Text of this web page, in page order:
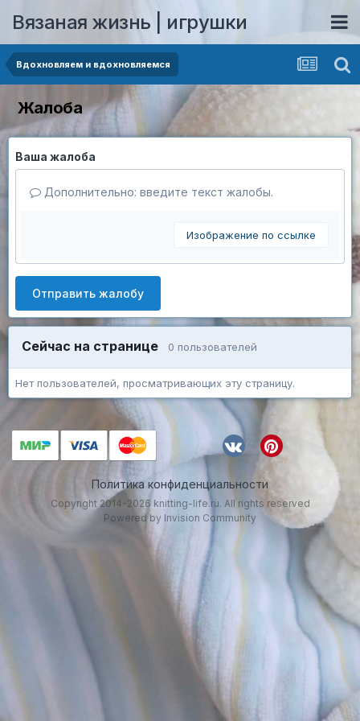
Вязаная жизнь | игрушки
Вдохновляем и вдохновляемся
Жалоба
Ваша жалоба
Дополнительно: введите текст жалобы.
Изображение по ссылке
Отправить жалобу
Сейчас на странице 0 пользователей
Нет пользователей, просматривающих эту страницу.
Политика конфиденциальности
Copyright 2014-2026 knitting-life.ru. All rights reserved
Powered by Invision Community